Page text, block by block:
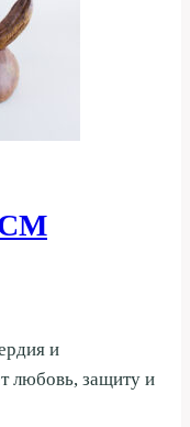
и
любовь, защиту и